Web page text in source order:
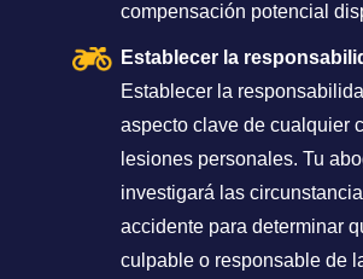
compensación potencial
Establecer la
Establecer la
aspecto clave de cualquier
lesiones personales. Tu
investigará las
accidente para determinar
culpable o responsable de